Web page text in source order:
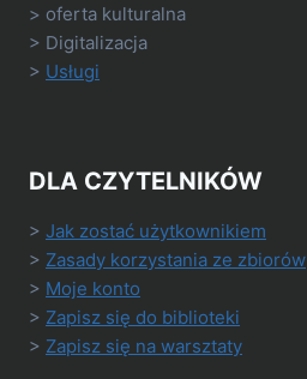
> oferta kulturalna
> Digitalizacja
> Usługi
DLA CZYTELNIKÓW
> Jak zostać użytkownikiem
> Zasady korzystania ze zbiorów
> Moje konto
> Zapisz się do biblioteki
> Zapisz się na warsztaty